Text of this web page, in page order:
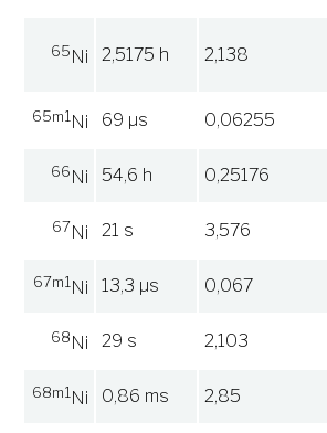
65 Ni 2,5175 h 2,138
65m1 Ni 69 µs 0,06255
66 Ni 54,6 h 0,25176
67Ni 21 s 3,576
67m1 Ni 13,3 µs 0,067
68 Ni 29 s 2,103
68m1 Ni 0,86 ms 2,85